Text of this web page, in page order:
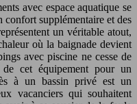
avec espace aquatique se
supplémentaire et des
un véritable atout,
où la baignade devient
avec piscine ne cesse de
cet équipement pour un
à un bassin privé est un
vacanciers qui souhaitent